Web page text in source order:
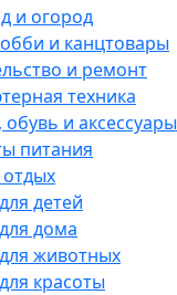
и огород
и канцтовары
и ремонт
техника
и аксессуары
питания
детей
дома
животных
красоты